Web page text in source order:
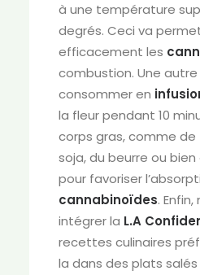
à une température
degrés. Ceci va
efficacement les
combustion. Une
consommer en
la fleur pendant 10
corps gras, comme de
soja, du beurre ou bien
pour favoriser
cannabinoïdes.
intégrer la L.A
recettes culinaires
la dans des plats